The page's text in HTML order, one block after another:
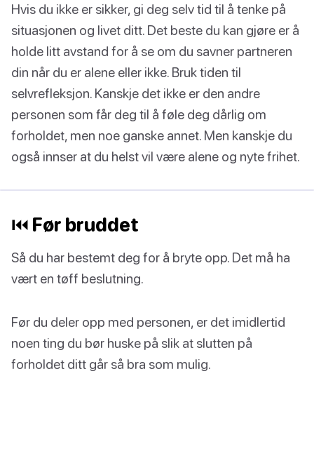
Hvis du ikke er sikker, gi deg selv tid til å tenke på
situasjonen og livet ditt. Det beste du kan gjøre er å
holde litt avstand for å se om du savner partneren
din når du er alene eller ikke. Bruk tiden til
selvrefleksjon. Kanskje det ikke er den andre
personen som får deg til å føle deg dårlig om
forholdet, men noe ganske annet. Men kanskje du
også innser at du helst vil være alene og nyte frihet.
⏮ Før bruddet
Så du har bestemt deg for å bryte opp. Det må ha
vært en tøff beslutning.
Før du deler opp med personen, er det imidlertid
noen ting du bør huske på slik at slutten på
forholdet ditt går så bra som mulig.